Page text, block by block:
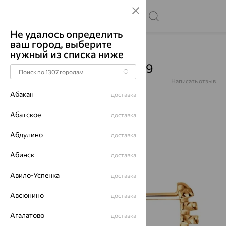
Главная Каталог Серьги Без вставок
Серьги, золото, 0200929
Артикул:0200929 Написать отзыв
Не удалось определить
ваш город, выберите
нужный из списка ниже
Абакан доставка
Абатское доставка
Абдулино доставка
Абинск доставка
Авило-Успенка доставка
Авсюнино доставка
Агалатово доставка